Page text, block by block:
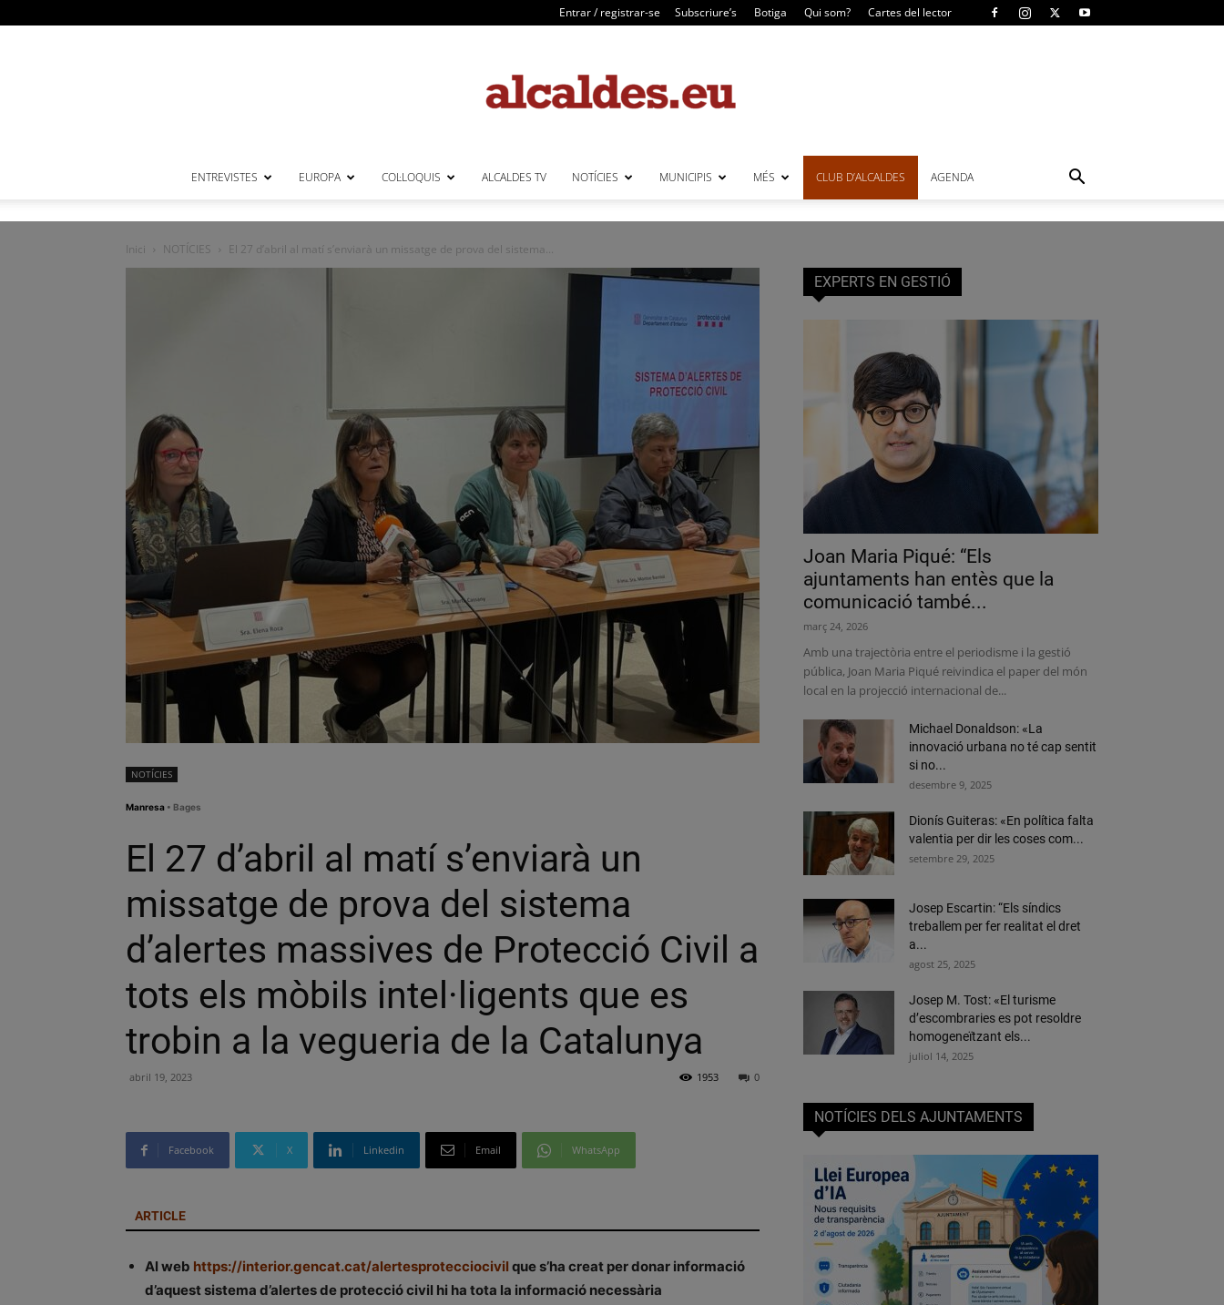
Entrar / registrar-se Subscriure’s Botiga Qui som? Cartes del lector
ENTREVISTES EUROPA COL·LOQUIS ALCALDES TV NOTÍCIES MUNICIPIS MÉS CLUB D’ALCALDES AGENDA
Inici NOTÍCIES El 27 d’abril al matí s’enviarà un missatge de prova del sistema...
NOTÍCIES
Manresa • Bages
El 27 d’abril al matí s’enviarà un
missatge de prova del sistema
d’alertes massives de Protecció Civil a
tots els mòbils intel·ligents que es
trobin a la vegueria de la Catalunya
abril 19, 2023 0
1953
Facebook X Linkedin Email WhatsApp
ARTICLE
Al web https://interior.gencat.cat/alertesprotecciocivil que s’ha creat per donar informació
d’aquest sistema d’alertes de protecció civil hi ha tota la informació necessària
EXPERTS EN GESTIÓ
Joan Maria Piqué: “Els
ajuntaments han entès que la
comunicació també...
març 24, 2026
Amb una trajectòria entre el periodisme i la gestió
pública, Joan Maria Piqué reivindica el paper del món
local en la projecció internacional de...
Michael Donaldson: «La
innovació urbana no té cap sentit
si no...
desembre 9, 2025
Dionís Guiteras: «En política falta
valentia per dir les coses com...
setembre 29, 2025
Josep Escartin: “Els síndics
treballem per fer realitat el dret
a...
agost 25, 2025
Josep M. Tost: «El turisme
d’escombraries es pot resoldre
homogeneïtzant els...
juliol 14, 2025
NOTÍCIES DELS AJUNTAMENTS